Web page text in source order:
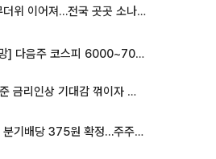
35도 안팎 무더위 이어져…전국 곳곳 소나기 [오늘 날씨]
[주간증시전망] 다음주 코스피 6000~7000⋯“外人 수급은 정책이 변수”
뉴욕증시, 연준 금리인상 기대감 꺾이자 상승...S&P500 사상 최고치 [종합]
SK하이닉스, 분기배당 375원 확정…주주환원책 9월로 앞당겨 발표